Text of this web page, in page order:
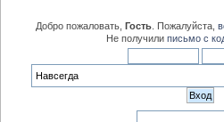
Добро пожаловать, Гость. Пожалуйста,
Не получили письмо с